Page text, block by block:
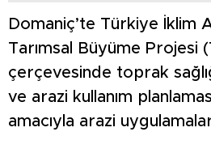
Domaniç’te Türkiye İklim
Tarımsal Büyüme Projesi
çerçevesinde toprak
ve arazi kullanım
amacıyla arazi